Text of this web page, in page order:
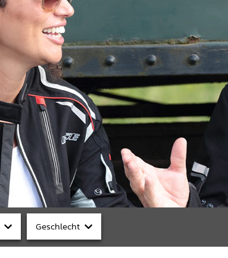
Geschlecht